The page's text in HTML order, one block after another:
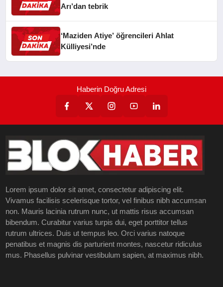
Arı’dan tebrik
‘Maziden Atiye’ öğrencileri Ahlat
Külliyesi’nde
Haberin Doğru Adresi
Lorem ipsum dolor sit amet, consectetur adipiscing elit.
Vivamus facilisis scelerisque tortor, vel finibus nibh accumsan
non. Mauris lacinia rutrum nunc, ut mattis risus accumsan
bibendum. Curabitur varius turpis dui, eget porttitor tellus
rutrum ultrices. Duis ut tempus leo. Orci varius natoque
penatibus et magnis dis parturient montes, nascetur ridiculus
mus. Phasellus pulvinar vestibulum sapien, at maximus nibh.